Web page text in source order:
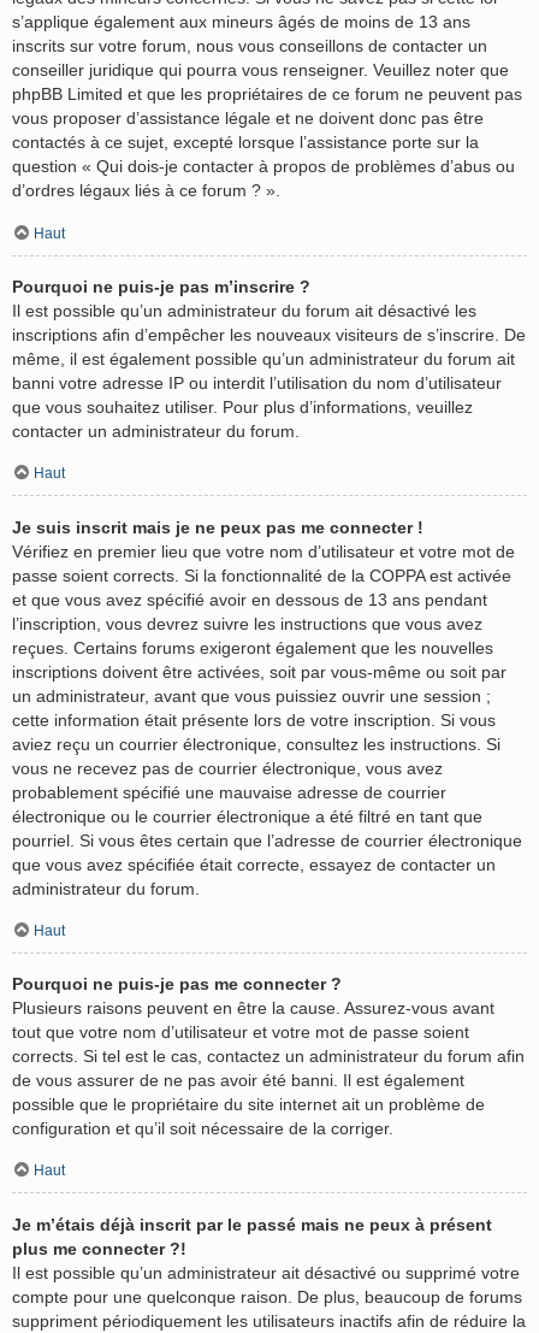
s’applique également aux mineurs âgés de moins de 13 ans
inscrits sur votre forum, nous vous conseillons de contacter un
conseiller juridique qui pourra vous renseigner. Veuillez noter que
phpBB Limited et que les propriétaires de ce forum ne peuvent pas
vous proposer d’assistance légale et ne doivent donc pas être
contactés à ce sujet, excepté lorsque l’assistance porte sur la
question « Qui dois-je contacter à propos de problèmes d’abus ou
d’ordres légaux liés à ce forum ? ».
Haut
Pourquoi ne puis-je pas m’inscrire ?
Il est possible qu’un administrateur du forum ait désactivé les
inscriptions afin d’empêcher les nouveaux visiteurs de s’inscrire. De
même, il est également possible qu’un administrateur du forum ait
banni votre adresse IP ou interdit l’utilisation du nom d’utilisateur
que vous souhaitez utiliser. Pour plus d’informations, veuillez
contacter un administrateur du forum.
Haut
Je suis inscrit mais je ne peux pas me connecter !
Vérifiez en premier lieu que votre nom d’utilisateur et votre mot de
passe soient corrects. Si la fonctionnalité de la COPPA est activée
et que vous avez spécifié avoir en dessous de 13 ans pendant
l’inscription, vous devrez suivre les instructions que vous avez
reçues. Certains forums exigeront également que les nouvelles
inscriptions doivent être activées, soit par vous-même ou soit par
un administrateur, avant que vous puissiez ouvrir une session ;
cette information était présente lors de votre inscription. Si vous
aviez reçu un courrier électronique, consultez les instructions. Si
vous ne recevez pas de courrier électronique, vous avez
probablement spécifié une mauvaise adresse de courrier
électronique ou le courrier électronique a été filtré en tant que
pourriel. Si vous êtes certain que l’adresse de courrier électronique
que vous avez spécifiée était correcte, essayez de contacter un
administrateur du forum.
Haut
Pourquoi ne puis-je pas me connecter ?
Plusieurs raisons peuvent en être la cause. Assurez-vous avant
tout que votre nom d’utilisateur et votre mot de passe soient
corrects. Si tel est le cas, contactez un administrateur du forum afin
de vous assurer de ne pas avoir été banni. Il est également
possible que le propriétaire du site internet ait un problème de
configuration et qu’il soit nécessaire de la corriger.
Haut
Je m’étais déjà inscrit par le passé mais ne peux à présent
plus me connecter ?!
Il est possible qu’un administrateur ait désactivé ou supprimé votre
compte pour une quelconque raison. De plus, beaucoup de forums
suppriment périodiquement les utilisateurs inactifs afin de réduire la